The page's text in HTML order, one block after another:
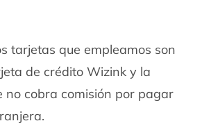
tarjetas que empleamos son
de crédito Wizink y la
no cobra comisión por pagar